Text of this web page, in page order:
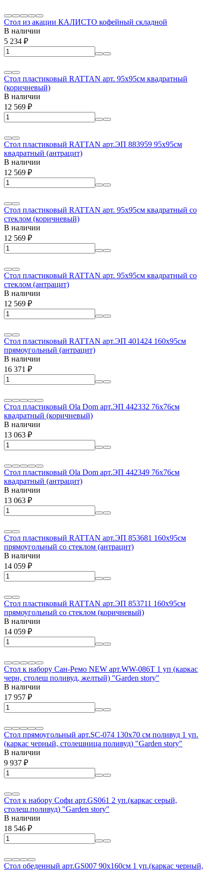
Стол из акации КАЛИСТО кофейный складной
В наличии
5 234 ₽
Стол пластиковый RATTAN арт. 95x95см квадратный
(коричневый)
В наличии
12 569 ₽
Стол пластиковый RATTAN арт.ЭП 883959 95x95см
квадратный (антрацит)
В наличии
12 569 ₽
Стол пластиковый RATTAN арт. 95x95см квадратный со
стеклом (коричневый)
В наличии
12 569 ₽
Стол пластиковый RATTAN арт. 95x95см квадратный со
стеклом (антрацит)
В наличии
12 569 ₽
Стол пластиковый RATTAN арт.ЭП 401424 160x95см
прямоугольный (антрацит)
В наличии
16 371 ₽
Стол пластиковый Ola Dom арт.ЭП 442332 76x76см
квадратный (коричневый)
В наличии
13 063 ₽
Стол пластиковый Ola Dom арт.ЭП 442349 76x76см
квадратный (антрацит)
В наличии
13 063 ₽
Стол пластиковый RATTAN арт.ЭП 853681 160x95см
прямоугольный со стеклом (антрацит)
В наличии
14 059 ₽
Стол пластиковый RATTAN арт.ЭП 853711 160x95см
прямоугольный со стеклом (коричневый)
В наличии
14 059 ₽
Стол к набору Сан-Ремо NEW арт.WW-086T 1 уп (каркас
черн, столеш поливуд, желтый) "Garden story"
В наличии
17 957 ₽
Стол прямоугольный арт.SC-074 130х70 см поливуд 1 уп.
(каркас черный, столешница поливуд) "Garden story"
В наличии
9 937 ₽
Стол к набору Софи арт.GS061 2 уп.(каркас серый,
столеш.поливуд) "Garden story"
В наличии
18 546 ₽
Стол обеденный арт.GS007 90х160см 1 уп.(каркас черный,